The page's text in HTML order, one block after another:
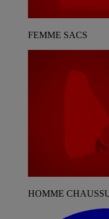
FEMME SACS
HOMME